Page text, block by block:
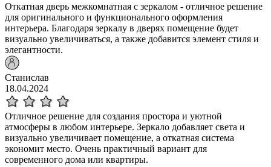
Откатная дверь межкомнатная с зеркалом - отличное решение
для оригинального и функционального оформления
интерьера. Благодаря зеркалу в дверях помещение будет
визуально увеличиваться, а также добавится элемент стиля и
элегантности.
Станислав
18.04.2024
Отличное решение для создания простора и уютной
атмосферы в любом интерьере. Зеркало добавляет света и
визуально увеличивает помещение, а откатная система
экономит место. Очень практичный вариант для
современного дома или квартиры.